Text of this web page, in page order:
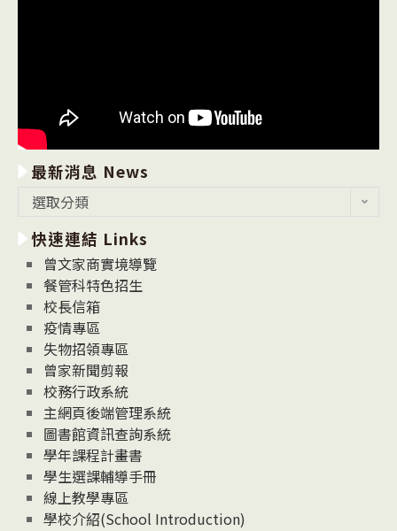
最新消息 News
消
息
News
選取分類
快速連結 Links
曾文家商實境導覽
餐管科特色招生
校長信箱
疫情專區
失物招領專區
曾家新聞剪報
校務行政系統
主網頁後端管理系統
圖書館資訊查詢系統
學年課程計畫書
學生選課輔導手冊
線上教學專區
學校介紹(School Introduction)